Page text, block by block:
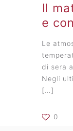
Il
e
Le
di sera
Negli
[…]
0